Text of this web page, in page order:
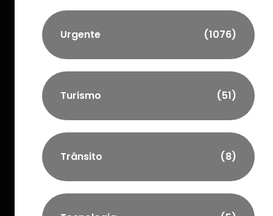
Urgente (1076)
Turismo (51)
Trânsito (8)